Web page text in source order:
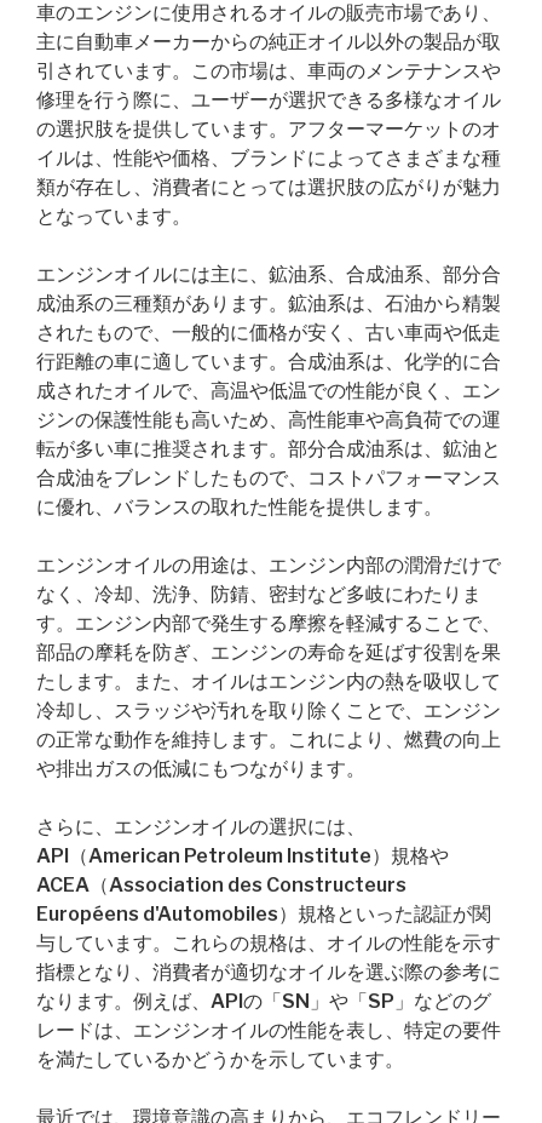
車のエンジンに使用されるオイルの販売市場であり、
主に自動車メーカーからの純正オイル以外の製品が取
引されています。この市場は、車両のメンテナンスや
修理を行う際に、ユーザーが選択できる多様なオイル
の選択肢を提供しています。アフターマーケットのオ
イルは、性能や価格、ブランドによってさまざまな種
類が存在し、消費者にとっては選択肢の広がりが魅力
となっています。
エンジンオイルには主に、鉱油系、合成油系、部分合
成油系の三種類があります。鉱油系は、石油から精製
されたもので、一般的に価格が安く、古い車両や低走
行距離の車に適しています。合成油系は、化学的に合
成されたオイルで、高温や低温での性能が良く、エン
ジンの保護性能も高いため、高性能車や高負荷での運
転が多い車に推奨されます。部分合成油系は、鉱油と
合成油をブレンドしたもので、コストパフォーマンス
に優れ、バランスの取れた性能を提供します。
エンジンオイルの用途は、エンジン内部の潤滑だけで
なく、冷却、洗浄、防錆、密封など多岐にわたりま
す。エンジン内部で発生する摩擦を軽減することで、
部品の摩耗を防ぎ、エンジンの寿命を延ばす役割を果
たします。また、オイルはエンジン内の熱を吸収して
冷却し、スラッジや汚れを取り除くことで、エンジン
の正常な動作を維持します。これにより、燃費の向上
や排出ガスの低減にもつながります。
さらに、エンジンオイルの選択には、
API（American Petroleum Institute）規格や
ACEA（Association des Constructeurs
Européens d'Automobiles）規格といった認証が関
与しています。これらの規格は、オイルの性能を示す
指標となり、消費者が適切なオイルを選ぶ際の参考に
なります。例えば、APIの「SN」や「SP」などのグ
レードは、エンジンオイルの性能を表し、特定の要件
を満たしているかどうかを示しています。
最近では、環境意識の高まりから、エコフレンドリー